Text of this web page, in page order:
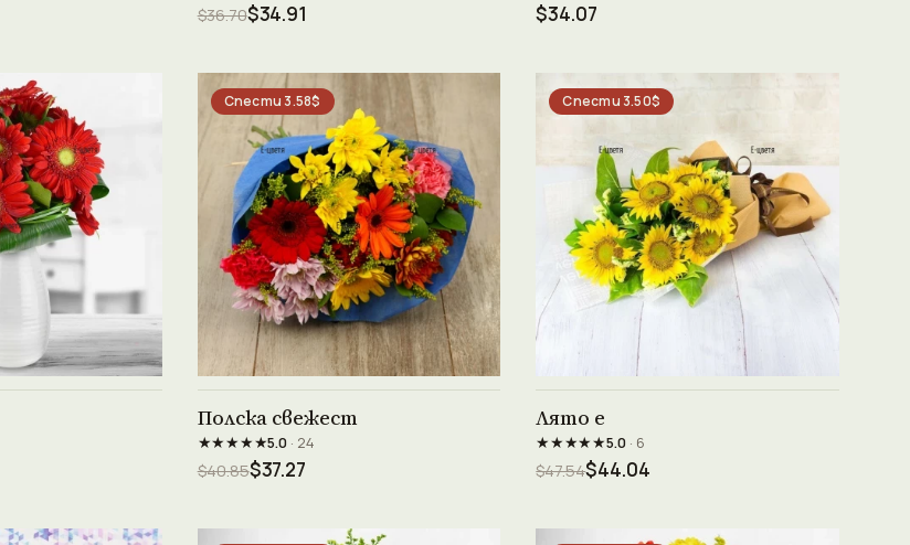
$36.70$34.91 $34.07
Спести 3.58$
Полска свежест
★★★★★5.0 · 24
$40.85$37.27
Спести 3.50$
Лято е
★★★★★5.0· 6
$47.54$44.04